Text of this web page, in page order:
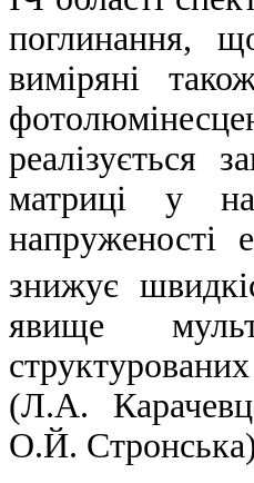
поглинання,
виміряні
реалізується
матриці у
напруженості
знижує
явище
(Л.А.
О.Й.